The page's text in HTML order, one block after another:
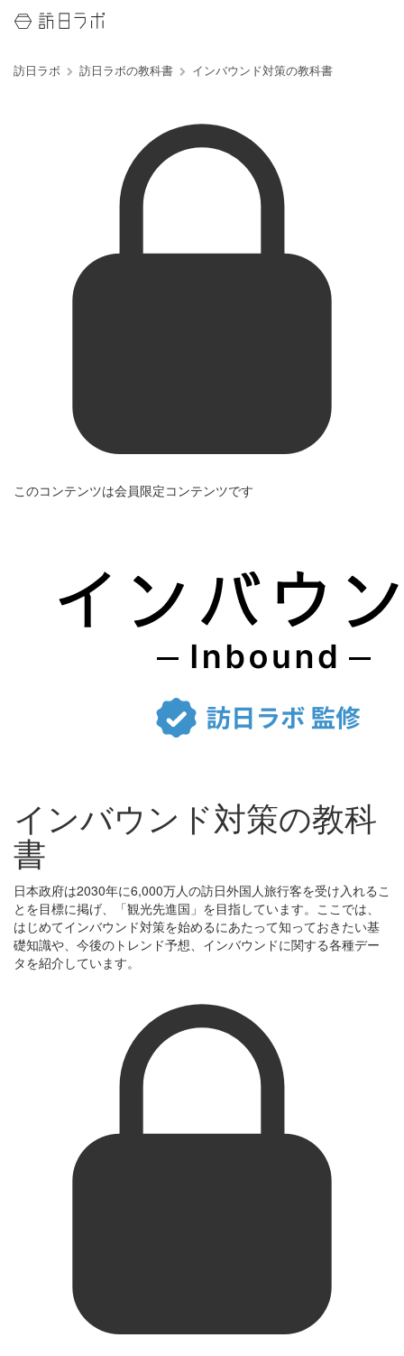
訪日ラボ 訪日ラボの教科書 インバウンド対策の教科書
このコンテンツは会員限定コンテンツです
インバウンド対策の教科
書
日本政府は2030年に6,000万人の訪日外国人旅行客を受け入れるこ
とを目標に掲げ、「観光先進国」を目指しています。ここでは、
はじめてインバウンド対策を始めるにあたって知っておきたい基
礎知識や、今後のトレンド予想、インバウンドに関する各種デー
タを紹介しています。